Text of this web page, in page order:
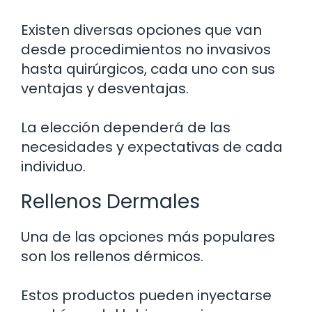
Existen diversas opciones que van
desde procedimientos no invasivos
hasta quirúrgicos, cada uno con sus
ventajas y desventajas.
La elección dependerá de las
necesidades y expectativas de cada
individuo.
Rellenos Dermales
Una de las opciones más populares
son los rellenos dérmicos.
Estos productos pueden inyectarse